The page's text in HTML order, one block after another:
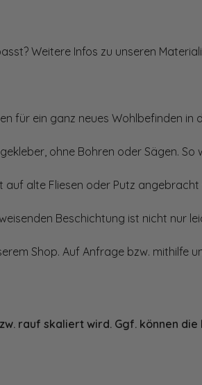
Weitere Infos zu unseren
ein ganz neues Wohlbefinden in
ohne Bohren oder Sägen.
alte Fliesen oder Putz
Beschichtung ist nicht nur
Shop. Auf Anfrage bzw. mithilfe
rauf skaliert wird. Ggf. können